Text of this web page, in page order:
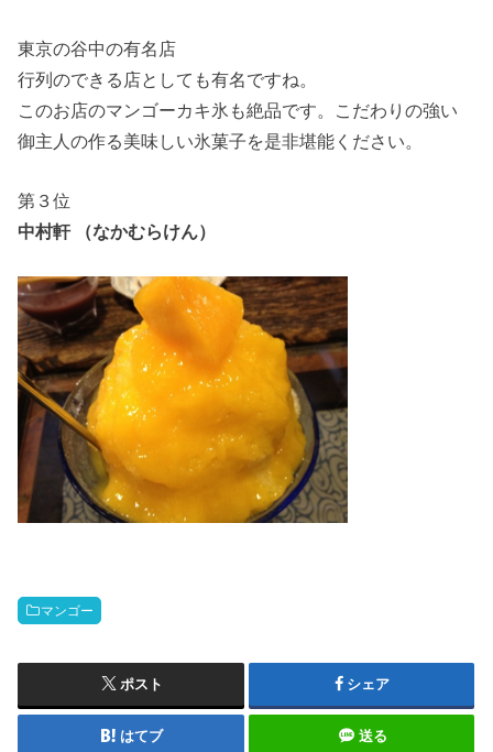
東京の谷中の有名店
行列のできる店としても有名ですね。
このお店のマンゴーカキ氷も絶品です。こだわりの強い
御主人の作る美味しい氷菓子を是非堪能ください。
第３位
中村軒 （なかむらけん）
マンゴー
ポスト シェア
はてブ 送る